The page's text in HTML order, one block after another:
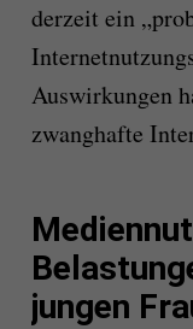
derzeit ein
Auswirkungen
zwanghafte
jungen